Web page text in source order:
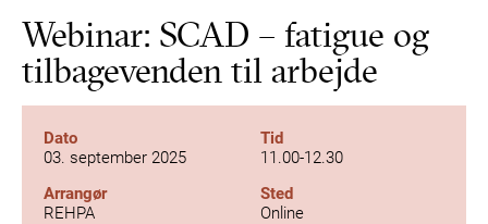
Webinar: SCAD – fatigue og
tilbagevenden til arbejde
Dato
03. september 2025
Tid
11.00-12.30
Arrangør
REHPA
Sted
Online